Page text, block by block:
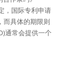
，国际专利申请
而具体的期限则
通常会提供一个